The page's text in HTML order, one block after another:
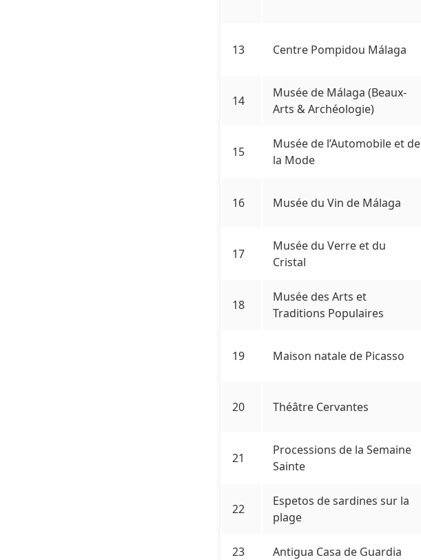
13 Centre Pompidou Málaga
14
Musée de Málaga (Beaux-
Arts & Archéologie)
15
Musée de l’Automobile et de
la Mode
16 Musée du Vin de Málaga
17
Musée du Verre et du
Cristal
18
Musée des Arts et
Traditions Populaires
19 Maison natale de Picasso
20 Théâtre Cervantes
21
Processions de la Semaine
Sainte
22
Espetos de sardines sur la
plage
23 Antigua Casa de Guardia